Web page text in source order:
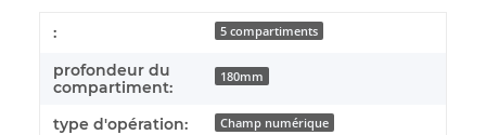
: 5 compartiments
profondeur du
compartiment:
180mm
type d'opération: Champ numérique